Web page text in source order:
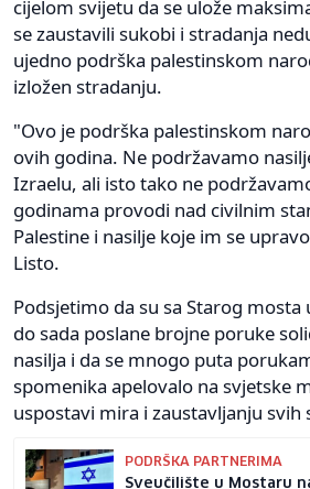
cijelom svijetu da se ulože
se zaustavili sukobi i stradanja
ujedno podrška palestinskom
izložen stradanju.
"Ovo je podrška palestinskom
ovih godina. Ne podržavamo
Izraelu, ali isto tako ne
godinama provodi nad civilnim
Palestine i nasilje koje im se
Listo.
Podsjetimo da su sa Starog
do sada poslane brojne poruke
nasilja i da se mnogo puta
spomenika apelovalo na svjetske
uspostavi mira i zaustavljanju svih
PODRŠKA PARTNERIMA
Sveučilište u Mostaru